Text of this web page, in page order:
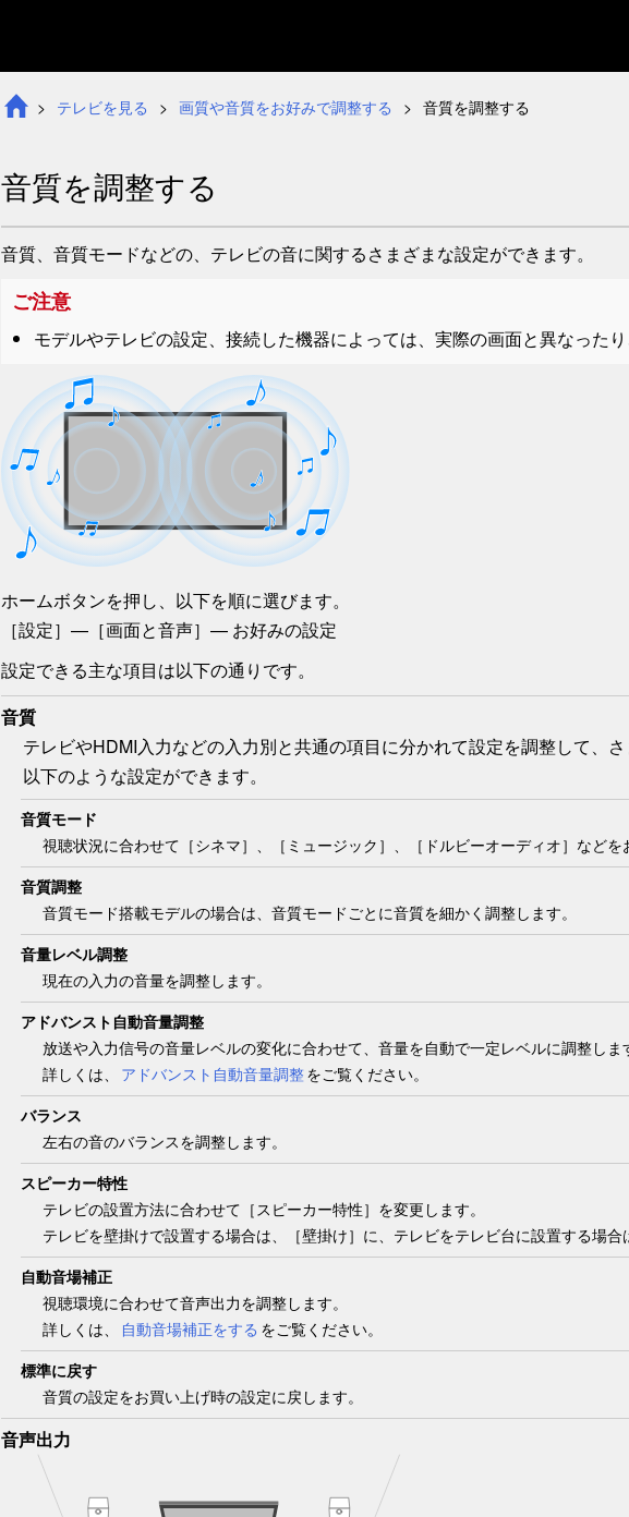
テレビを見る 画質や音質をお好みで調整する
音質を調整する
音質を調整する
音質、音質モードなどの、テレビの音に関するさまざまな設定ができます。
ご注意
モデルやテレビの設定、接続した機器によっては、実際の画面と異なった
ホームボタンを押し、以下を順に選びます。
［設定］— ［画面と音声］ — お好みの設定
設定できる主な項目は以下の通りです。
音質
テレビやHDMI入力などの入力別と共通の項目に分かれて設定を調整して、さ
以下のような設定ができます。
音質モード
視聴状況に合わせて［シネマ］、［ ミュージック ］、［ ドルビーオーディオ］などを
音質調整
音質モード搭載モデルの場合は、音質モードごとに音質を細かく調整します。
音量レベル調整
現在の入力の音量を調整します。
アドバンスト自動音量調整
放送や入力信号の音量レベルの変化に合わせて、音量を自動で一定レベルに調整しま
詳しくは、
アドバンスト自動音量調整をご覧ください。
バランス
左右の音のバランスを調整します。
スピーカー特性
テレビの設置方法に合わせて［ スピーカー特性］を変更します。
テレビを壁掛けで設置する場合は、［壁掛け］に、テレビをテレビ台に設置する場合
自動音場補正
視聴環境に合わせて音声出力を調整します。
詳しくは、
自動音場補正をする をご覧ください。
標準に戻す
音質の設定をお買い上げ時の設定に戻します。
音声出力